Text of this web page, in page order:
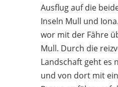
Ausflug auf die
Inseln Mull und
wor mit der Fähre
Mull. Durch die
Landschaft geht es
und von dort mit